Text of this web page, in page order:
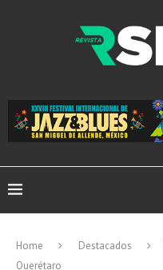
Home Destacados
Querétaro